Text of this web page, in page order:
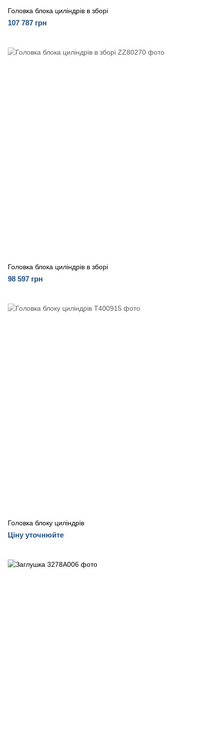
Головка блока циліндрів в зборі
107 787 грн
Головка блока циліндрів в зборі
98 597 грн
Головка блоку циліндрів
Ціну уточнюйте